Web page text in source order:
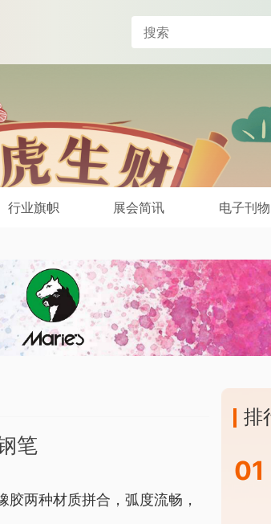
行业旗帜 展会简讯 电子刊物
笔
两种材质拼合，弧度流畅，
排
01